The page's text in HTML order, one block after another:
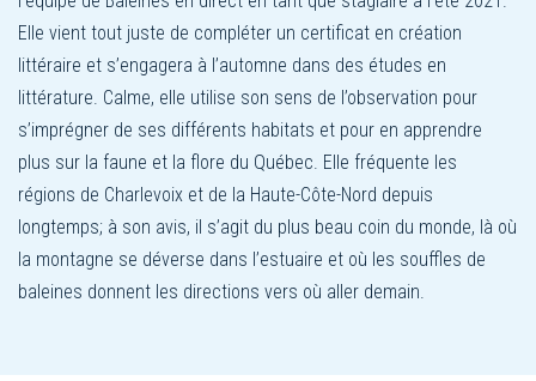
Elle vient tout juste de compléter un certificat en création
littéraire et s’engagera à l’automne dans des études en
littérature. Calme, elle utilise son sens de l’observation pour
s’imprégner de ses différents habitats et pour en apprendre
plus sur la faune et la flore du Québec. Elle fréquente les
régions de Charlevoix et de la Haute-Côte-Nord depuis
longtemps; à son avis, il s’agit du plus beau coin du monde, là où
la montagne se déverse dans l’estuaire et où les souffles de
baleines donnent les directions vers où aller demain.